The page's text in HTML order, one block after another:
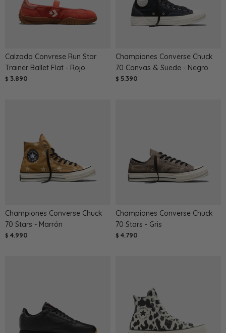
Calzado Convrese Run Star
Trainer Ballet Flat - Rojo
$ 3.890
Championes Converse Chuck
70 Canvas & Suede - Negro
$ 5.390
Championes Converse Chuck
70 Stars - Marrón
$ 4.990
Championes Converse Chuck
70 Stars - Gris
$ 4.790